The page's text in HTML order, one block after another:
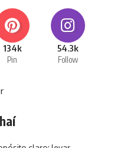
134k
Pin
54.3k
Follow